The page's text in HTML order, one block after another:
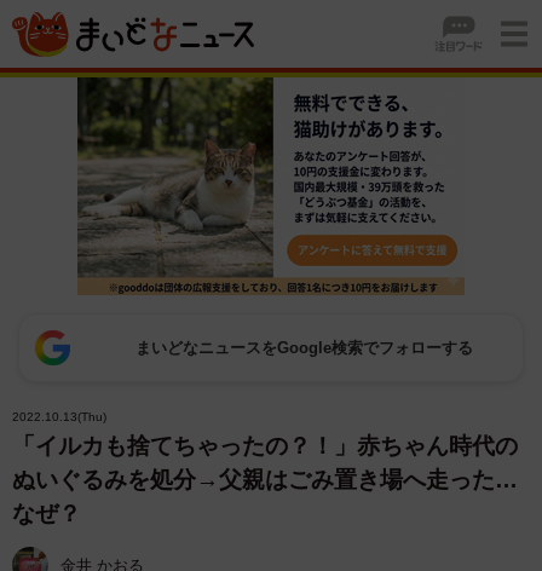
まいどなニュースをGoogle検索でフォローする
2022.10.13(Thu)
「イルカも捨てちゃったの？！」赤ちゃん時代の
ぬいぐるみを処分→父親はごみ置き場へ走った…
なぜ？
金井 かおる